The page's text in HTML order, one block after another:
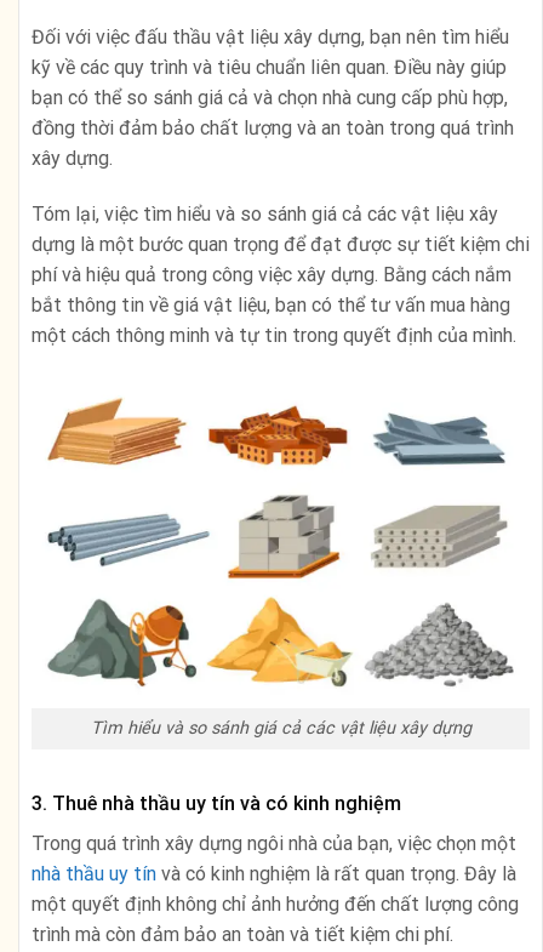
Đối với việc đấu thầu vật liệu xây dựng, bạn nên tìm hiểu
kỹ về các quy trình và tiêu chuẩn liên quan. Điều này giúp
bạn có thể so sánh giá cả và chọn nhà cung cấp phù hợp,
đồng thời đảm bảo chất lượng và an toàn trong quá trình
xây dựng.
Tóm lại, việc tìm hiểu và so sánh giá cả các vật liệu xây
dựng là một bước quan trọng để đạt được sự tiết kiệm chi
phí và hiệu quả trong công việc xây dựng. Bằng cách nắm
bắt thông tin về giá vật liệu, bạn có thể tư vấn mua hàng
một cách thông minh và tự tin trong quyết định của mình.
Tìm hiểu và so sánh giá cả các vật liệu xây dựng
3. Thuê nhà thầu uy tín và có kinh nghiệm
Trong quá trình xây dựng ngôi nhà của bạn, việc chọn một
nhà thầu uy tín và có kinh nghiệm là rất quan trọng. Đây là
một quyết định không chỉ ảnh hưởng đến chất lượng công
trình mà còn đảm bảo an toàn và tiết kiệm chi phí.